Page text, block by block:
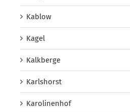
Kablow
Kagel
Kalkberge
Karlshorst
Karolinenhof